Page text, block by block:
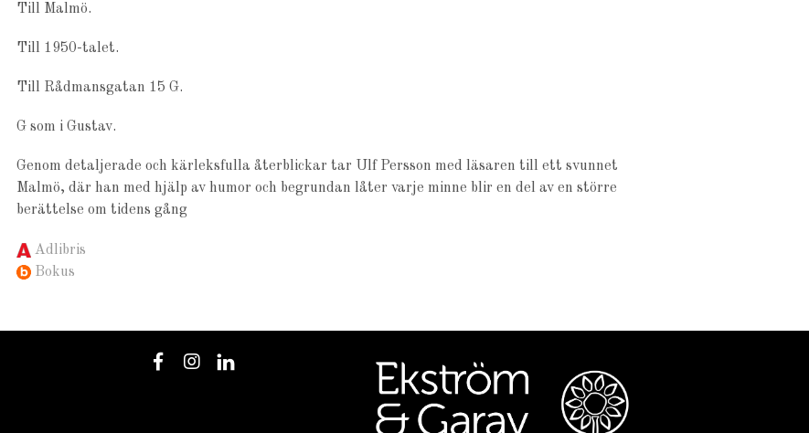
Till Malmö.
Till 1950-talet.
Till Rådmansgatan 15 G.
G som i Gustav.
Genom detaljerade och kärleksfulla återblickar tar Ulf Persson med läsaren till ett svunnet
Malmö, där han med hjälp av humor och begrundan låter varje minne blir en del av en större
berättelse om tidens gång
Adlibris
Bokus